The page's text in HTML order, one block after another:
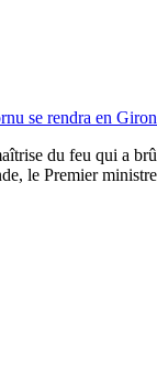
se rendra en
du feu qui a
le Premier